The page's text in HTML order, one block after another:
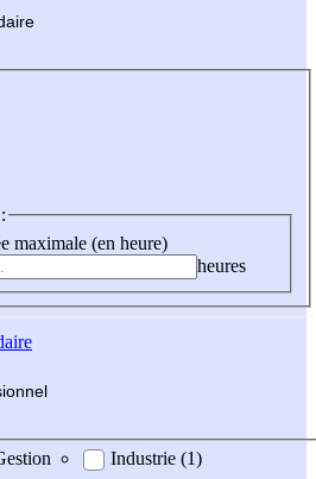
maximale (en heure)
heures
Industrie (1)